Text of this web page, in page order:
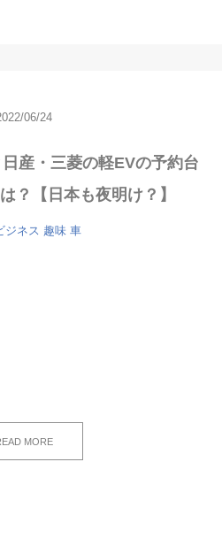
06/24
産・三菱の軽EVの予約台
？【日本も夜明け？】
ジネス 趣味 車
MORE